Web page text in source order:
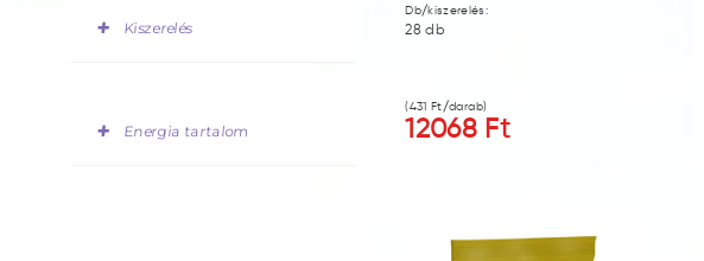
Kiszerelés
Energia tartalom
Db/kiszerelés:
28 db
( 431 Ft/darab)
12068Ft